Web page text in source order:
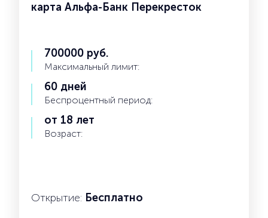
карта Альфа-Банк Перекресток
700000 руб.
Максимальный лимит:
60 дней
Беспроцентный период:
от 18 лет
Возраст:
Открытие: Бесплатно